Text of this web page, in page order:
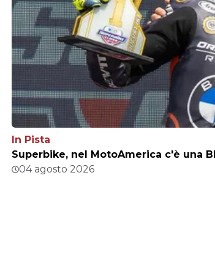
In Pista
Superbike, nel MotoAmerica c'è una
04 agosto 2026